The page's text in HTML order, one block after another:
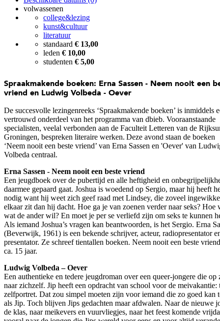
volwassenen
college&lezing
kunst&cultuur
literatuur
standaard € 13,00
leden € 10,00
studenten € 5,00
Spraakmakende boeken: Erna Sassen - Neem nooit een
vriend en Ludwig Volbeda - Oever
De succesvolle lezingenreeks ‘Spraakmakende boeken’ is inmiddels
vertrouwd onderdeel van het programma van dbieb. Vooraanstaande
specialisten, veelal verbonden aan de Faculteit Letteren van de
Groningen, bespreken literaire werken. Deze avond staan de boeken
‘Neem nooit een beste vriend’ van Erna Sassen en 'Oever' van
Volbeda centraal.
Erna Sassen - Neem nooit een beste vriend
Een jeugdboek over de pubertijd en alle heftigheid en
daarmee gepaard gaat. Joshua is woedend op Sergio, maar hij heeft
nodig want hij weet zich geef raad met Lindsey, die zoveel
elkaar zit dan hij dacht. Hoe ga je van zoenen verder naar seks? Hoe
wat de ander wil? En moet je per se verliefd zijn om seks te kunnen
Als iemand Joshua’s vragen kan beantwoorden, is het Sergio. Erna
(Beverwijk, 1961) is een bekende schrijver, acteur, radiopresentator
presentator. Ze schreef tientallen boeken. Neem nooit een beste
ca. 15 jaar.
Ludwig Volbeda – Oever
Een authentieke en tedere jeugdroman over een queer-jongere die op
naar zichzelf. Jip heeft een opdracht van school voor de meivakantie:
zelfportret. Dat zou simpel moeten zijn voor iemand die zo goed kan
als Jip. Toch blijven Jips gedachten maar afdwalen. Naar de nieuwe
de klas, naar meikevers en vuurvliegjes, naar het feest komende